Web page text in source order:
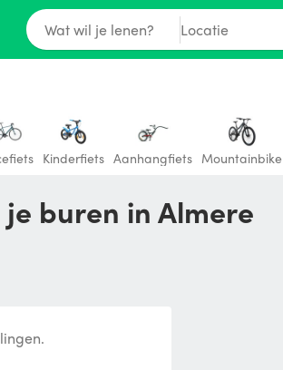
Wat wil je lenen? Locatie
Kinderfiets Aanhangfiets Mountainbike
buren in Almere